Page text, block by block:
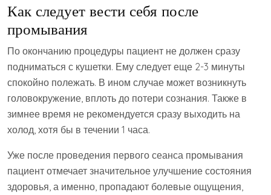
Как следует вести себя после
промывания
По окончанию процедуры пациент не должен сразу
подниматься с кушетки. Ему следует еще 2-3 минуты
спокойно полежать. В ином случае может возникнуть
головокружение, вплоть до потери сознания. Также в
зимнее время не рекомендуется сразу выходить на
холод, хотя бы в течении 1 часа.
Уже после проведения первого сеанса промывания
пациент отмечает значительное улучшение состояния
здоровья, а именно, пропадают болевые ощущения,